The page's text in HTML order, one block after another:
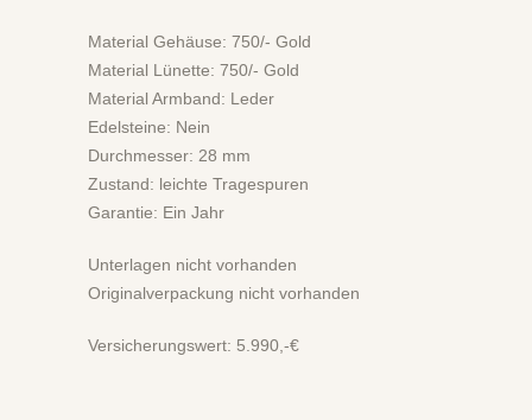
Material Gehäuse: 750/- Gold
Material Lünette: 750/- Gold
Material Armband: Leder
Edelsteine: Nein
Durchmesser: 28 mm
Zustand: leichte Tragespuren
Garantie: Ein Jahr
Unterlagen nicht vorhanden
Originalverpackung nicht vorhanden
Versicherungswert: 5.990,-€